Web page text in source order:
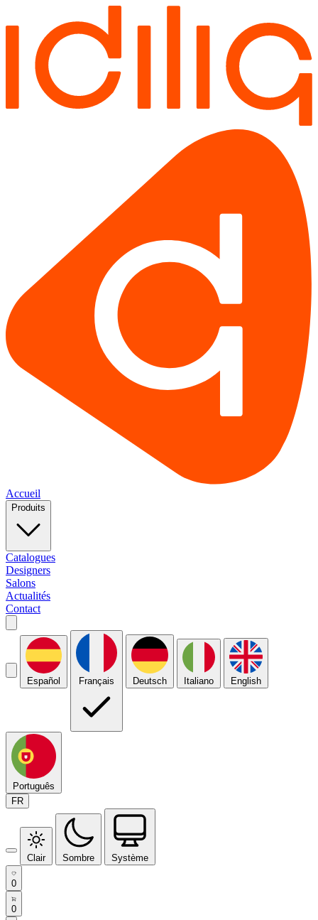
Accueil
Produits
Catalogues
Designers
Salons
Actualités
Contact
Español Français Deutsch Italiano English
Português
FR
Clair Sombre Système
0
0